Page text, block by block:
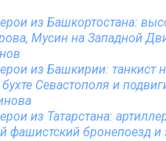
из Башкортостана:
Мусин на Западной
из Башкирии: танкист
бухте Севастополя и
из Татарстана:
фашистский бронепоезд и